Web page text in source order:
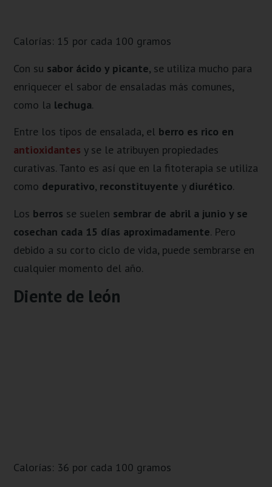
Calorías: 15 por cada 100 gramos
Con su sabor ácido y picante, se utiliza mucho para
enriquecer el sabor de ensaladas más comunes,
como la lechuga.
Entre los tipos de ensalada, el berro es rico en
antioxidantes y se le atribuyen propiedades
curativas. Tanto es así que en la fitoterapia se utiliza
como depurativo, reconstituyente y diurético.
Los berros se suelen sembrar de abril a junio y se
cosechan cada 15 días aproximadamente. Pero
debido a su corto ciclo de vida, puede sembrarse en
cualquier momento del año.
Diente de león
Calorías: 36 por cada 100 gramos